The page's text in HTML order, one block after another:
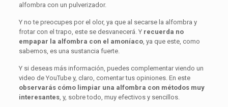
alfombra con un pulverizador.
Y no te preocupes por el olor, ya que al secarse la alfombra y
frotar con el trapo, este se desvanecerá. Y recuerda no
empapar la alfombra con el amoníaco, ya que este, como
sabemos, es una sustancia fuerte.
Y si deseas más información, puedes complementar viendo un
video de YouTube y, claro, comentar tus opiniones. En este
observarás cómo limpiar una alfombra con métodos muy
interesantes, y, sobre todo, muy efectivos y sencillos.